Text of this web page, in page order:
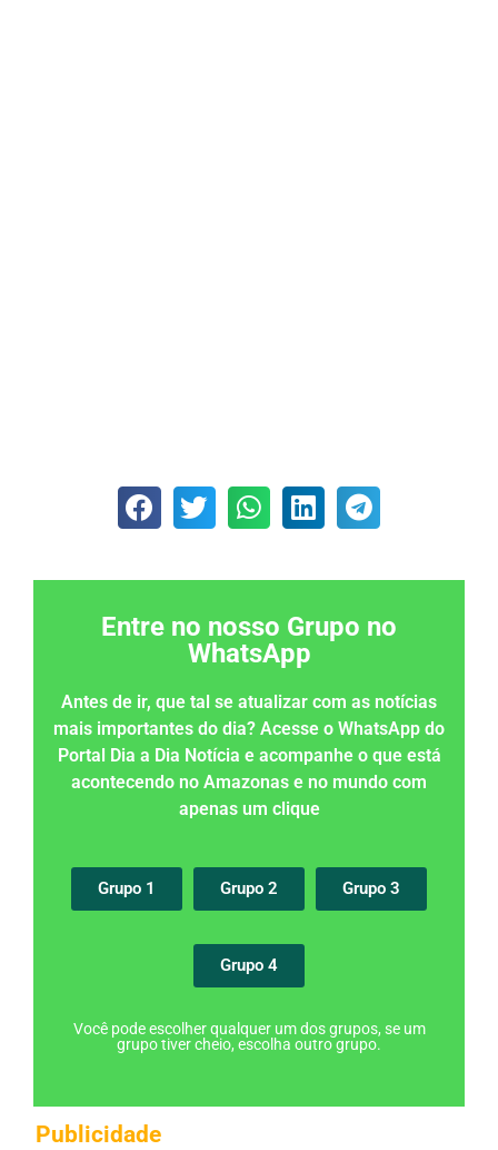
Entre no nosso Grupo no
WhatsApp
Antes de ir, que tal se atualizar com as notícias
mais importantes do dia? Acesse o WhatsApp do
Portal Dia a Dia Notícia e acompanhe o que está
acontecendo no Amazonas e no mundo com
apenas um clique
Grupo 1 Grupo 2 Grupo 3
Grupo 4
Você pode escolher qualquer um dos grupos, se um
grupo tiver cheio, escolha outro grupo.
Publicidade